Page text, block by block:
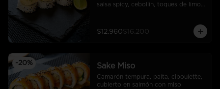
salsa spicy, cebollin, toques de limon
$12.960$16.200
-20% Sake Miso
Camarón tempura, palta, ciboulette,
cubierto en salmón con miso